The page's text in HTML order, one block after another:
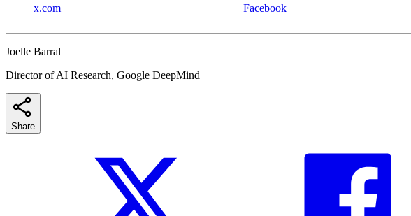
x.com Facebook
Joelle Barral
Director of AI Research, Google DeepMind
Share